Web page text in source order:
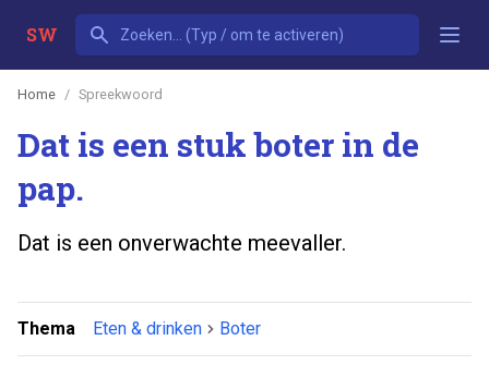
SW
Home Spreekwoord
Dat is een stuk boter in de
pap.
Dat is een onverwachte meevaller.
Thema Eten & drinken Boter